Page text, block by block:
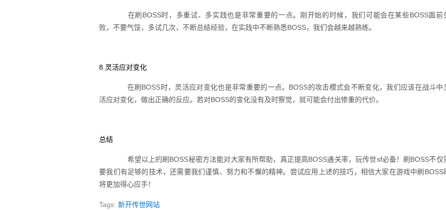
在刷BOSS时，多重试、多实践也是非常重要的一点。刚开始的时候，我们可能会在某些BOSS面前
败，不要气馁，多试几次，不断总结经验，在实践中不断熟悉BOSS，我们会越来越熟练。
8.灵活应对变化
在刷BOSS时，灵活应对变化也是非常重要的一点。BOSS的攻击模式会不断变化，我们应该在战斗中
活应对变化，做出正确的反应。若对BOSS的变化没有及时察觉，就可能会付出惨重的代价。
总结
希望以上的刷BOSS秘密方法能对大家有所帮助，真正提高BOSS通关率，玩传世sf必备！刷BOSS不仅
要我们有足够的技术，还需要我们谨慎、努力和不懈的精神。尝试应用上述的技巧，相信大家在游戏中刷BOSS
将更加得心应手！
Tags:新开传世网站